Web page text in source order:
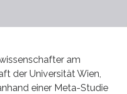
am
der Universität Wien,
einer Meta-Studie